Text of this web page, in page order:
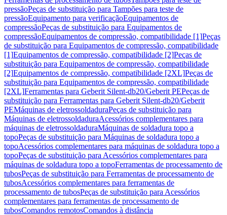
pressãoPeças de substituição para Tampões para teste de
pressãoEquipamento para verificaçãoEquipamentos de
compressãoPeças de substituição para Equipamentos de
compressãoEquipamentos de compressão, compatibilidade [1]Peças
de substituição para Equipamentos de compressão, compatibilidade
[1]Equipamentos de compressão, compatibilidade [2]Peças de
substituição para Equipamentos de compressão, compatibilidade
[2]Equipamentos de compressão, compatibilidade [2XL]Peças de
substituição para Equipamentos de compressão, compatibilidade
[2XL]Ferramentas para Geberit Silent-db20/Geberit PEPeças de
substituição para Ferramentas para Geberit Silent-db20/Geberit
PEMáquinas de eletrossoldaduraPeças de substituição para
Máquinas de eletrossoldaduraAcessórios complementares para
máquinas de eletrossoldaduraMáquinas de soldadura topo a
topoPeças de substituição para Máquinas de soldadura topo a
topoAcessórios complementares para máquinas de soldadura topo a
topoPeças de substituição para Acessórios complementares para
máquinas de soldadura topo a topoFerramentas de processamento de
tubosPeças de substituição para Ferramentas de processamento de
tubosAcessórios complementares para ferramentas de
processamento de tubosPeças de substituição para Acessórios
complementares para ferramentas de processamento de
tubosComandos remotosComandos à distância